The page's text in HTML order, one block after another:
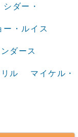
シダー・
ー・ルイス
ダース
ル マイケル・